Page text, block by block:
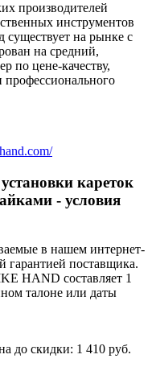
производителей
инструментов
существует на рынке с
на средний,
по цене-качеству,
кареток
- условия
в нашем интернет-
гарантией поставщика.
HAND составляет 1
талоне или даты
до скидки: 1 410 руб.